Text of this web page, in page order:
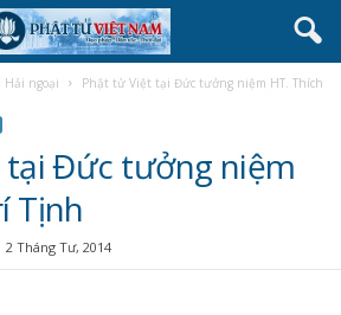
Hải ngoại
Phật tử Việt tại Đức tưởng niệm HT. Thích
tại Đức tưởng niệm
Tịnh
2 Tháng Tư, 2014